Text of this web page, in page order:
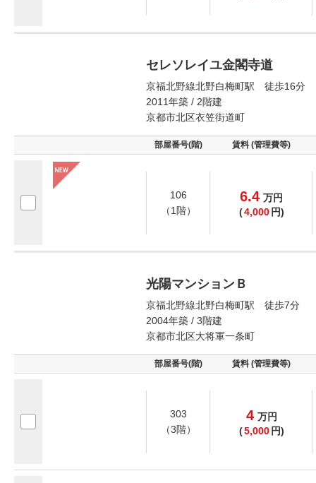
セレソレイユ金閣寺道
京福北野線北野白梅町駅 徒歩16分
2011年築 / 2階建
京都市北区衣笠街道町
部屋番号(階) 賃料 (管理費等)
106
（1階）
6.4 万円
(4,000 円)
光陽マンションＢ
京福北野線北野白梅町駅 徒歩7分
2004年築 / 3階建
京都市北区大将軍一条町
部屋番号(階) 賃料 (管理費等)
303
（3階）
4 万円
(5,000 円)